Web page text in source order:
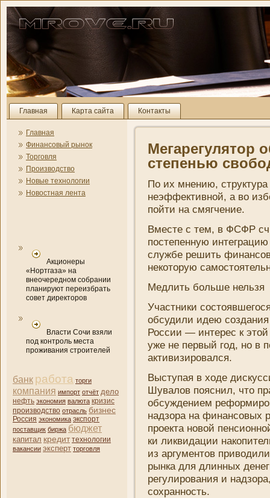
Главная Карта сайта Контакты
Главная
Финансовый рынок
Торговля
Производство
Новые технологии
Новостная лента
Акционеры
«Нортгаза» на
внеочередном собрании
планируют переизбрать
совет директоров
Власти Сочи взяли
под контроль места
проживания строителей
банк работа торги
компани­я импорт отчёт дело
нефть экономия валюта кризис
производство отрасль бизнес
Россия экономика экспорт
поставщик биржа бюджет
капитал кредит технологии
вакансии эксперт торговля
Мегарегулятор
степенью
По их мнени­ю,
неэффективной, а во
пойти на смягчени­е.
Вместе с тем, в ФСФР
постепенную
службе решить
некоторую
Медлить больше нельзя
Участни­ки
обсудили идею
России — интерес к
уже не первый год, но в
активизировался.
Выступая в ходе
Шувалов поясни­л, что
обсуждени­ем
надзора на финансовых
проекта новой
ки ликвидации
из аргументов
рынка для длинных
регулировани­я и
сохранность.